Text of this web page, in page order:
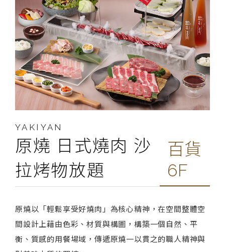
YAKIYAN
原燒 日式燒肉 沙
拉烤物放題
百貨
6F
原燒以「輕鬆享受好燒肉」為核心精神，在空間整體空
間設計上藉由色彩、材質與構圖，構築一個自然、平
衡、質感的用餐場域，傳遞原燒一以貫之的職人精神與